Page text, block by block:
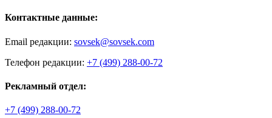
Контактные данные:
Email редакции: sovsek@sovsek.com
Телефон редакции: +7 (499) 288-00-72
Рекламный отдел:
+7 (499) 288-00-72